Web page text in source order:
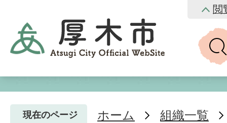
閲
現在のページ ホーム 組織一覧